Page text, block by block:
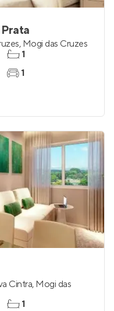
, Mogi das Cruzes
1
1
Cintra, Mogi das
1